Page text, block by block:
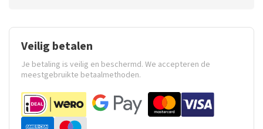
Veilig betalen
Je betaling is veilig en beschermd. We accepteren de
meestgebruikte betaalmethoden.